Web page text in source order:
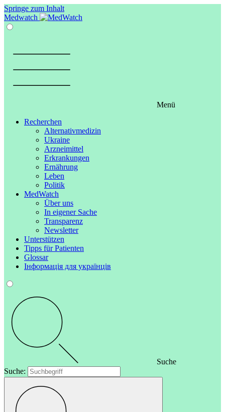
Springe zum Inhalt
Medwatch
Menü
Recherchen
Alternativmedizin
Ukraine
Arzneimittel
Erkrankungen
Ernährung
Leben
Politik
MedWatch
Über uns
In eigener Sache
Transparenz
Newsletter
Unterstützen
Tipps für Patienten
Glossar
Інформація для українців
Suche
Suche: